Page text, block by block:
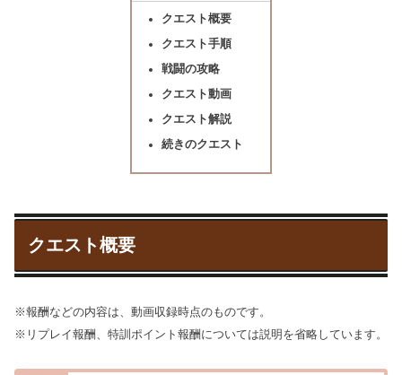
クエスト概要
クエスト手順
戦闘の攻略
クエスト動画
クエスト解説
続きのクエスト
クエスト概要
※報酬などの内容は、動画収録時点のものです。
※リプレイ報酬、特訓ポイント報酬については説明を省略しています。